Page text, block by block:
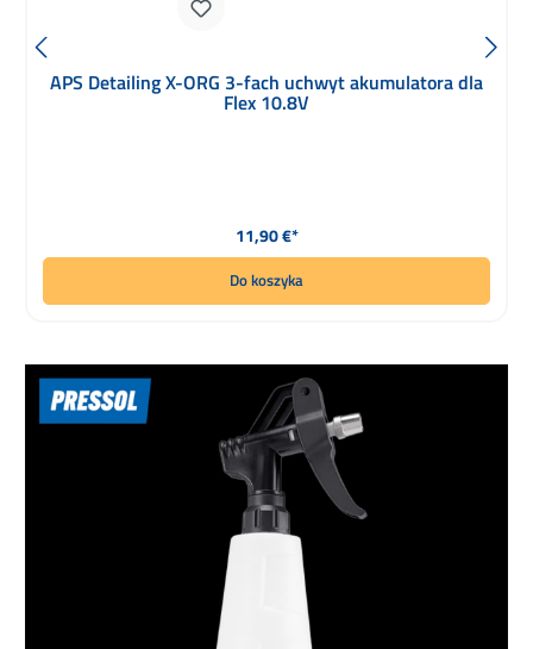
APS Detailing X-ORG 3-fach uchwyt akumulatora dla
Flex 10.8V
Cena regularna:
11,90 €*
Do koszyka